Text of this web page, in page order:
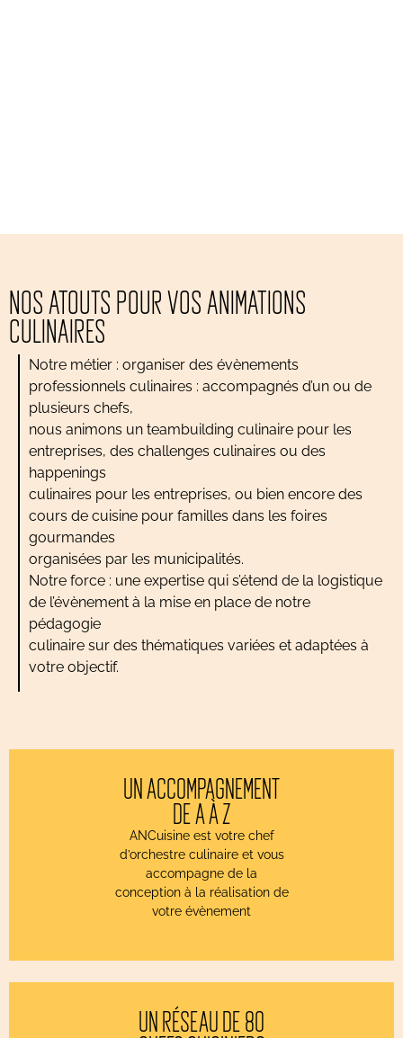
NOS ATOUTS POUR VOS ANIMATIONS
CULINAIRES
Notre métier : organiser des évènements
professionnels culinaires : accompagnés d’un ou de
plusieurs chefs,
nous animons un teambuilding culinaire pour les
entreprises, des challenges culinaires ou des
happenings
culinaires pour les entreprises, ou bien encore des
cours de cuisine pour familles dans les foires
gourmandes
organisées par les municipalités.
Notre force : une expertise qui s’étend de la logistique
de l’évènement à la mise en place de notre
pédagogie
culinaire sur des thématiques variées et adaptées à
votre objectif.
UN ACCOMPAGNEMENT
DE A À Z
ANCuisine est votre chef
d’orchestre culinaire et vous
accompagne de la
conception à la réalisation de
votre évènement
UN RÉSEAU DE 80